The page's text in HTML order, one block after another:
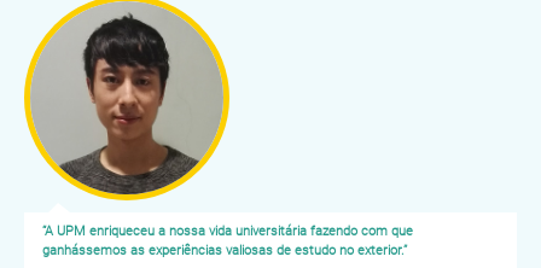
“A UPM enriqueceu a nossa vida universitária fazendo com que
ganhássemos as experiências valiosas de estudo no exterior.”